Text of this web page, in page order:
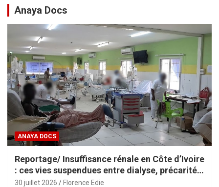
Anaya Docs
ANAYA DOCS
Reportage/ Insuffisance rénale en Côte d’Ivoire
: ces vies suspendues entre dialyse, précarité
et espoir
30 juillet 2026 Florence Edie